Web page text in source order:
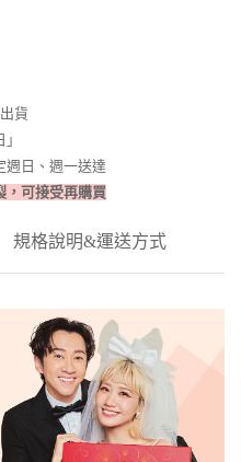
貨
週日、週一送達
，可接受再購買
規格說明&運送方式